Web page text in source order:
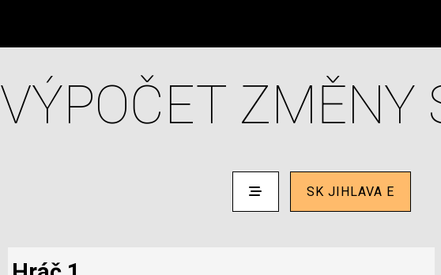
VÝPOČET ZMĚNY
SK JIHLAVA E